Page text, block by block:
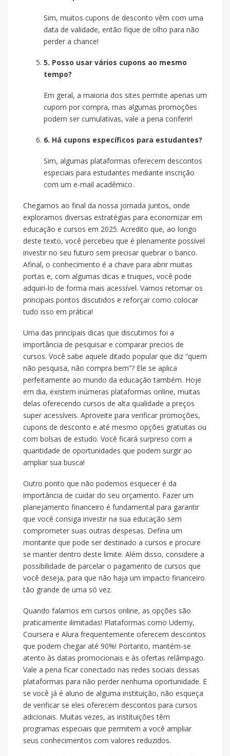
Sim, muitos cupons de desconto vêm com uma
data de validade, então fique de olho para não
perder a chance!
5. Posso usar vários cupons ao mesmo
tempo?
Em geral, a maioria dos sites permite apenas um
cupom por compra, mas algumas promoções
podem ser cumulativas, vale a pena conferir!
6. Há cupons específicos para estudantes?
Sim, algumas plataformas oferecem descontos
especiais para estudantes mediante inscrição
com um e-mail acadêmico.
Chegamos ao final da nossa jornada juntos, onde
exploramos diversas estratégias para economizar em
educação e cursos em 2025. Acredito que, ao longo
deste texto, você percebeu que é plenamente possível
investir no seu futuro sem precisar quebrar o banco.
Afinal, o conhecimento é a chave para abrir muitas
portas e, com algumas dicas e truques, você pode
adquiri-lo de forma mais acessível. Vamos retomar os
principais pontos discutidos e reforçar como colocar
tudo isso em prática!
Uma das principais dicas que discutimos foi a
importância de pesquisar e comparar precios de
cursos. Você sabe aquele ditado popular que diz “quem
não pesquisa, não compra bem”? Ele se aplica
perfeitamente ao mundo da educação também. Hoje
em dia, existem inúmeras plataformas online, muitas
delas oferecendo cursos de alta qualidade a preços
super acessíveis. Aproveite para verificar promoções,
cupons de desconto e até mesmo opções gratuitas ou
com bolsas de estudo. Você ficará surpreso com a
quantidade de oportunidades que podem surgir ao
ampliar sua busca!
Outro ponto que não podemos esquecer é da
importância de cuidar do seu orçamento. Fazer um
planejamento financeiro é fundamental para garantir
que você consiga investir na sua educação sem
comprometer suas outras despesas. Defina um
montante que pode ser destinado a cursos e procure
se manter dentro deste limite. Além disso, considere a
possibilidade de parcelar o pagamento de cursos que
você deseja, para que não haja um impacto financeiro
tão grande de uma só vez.
Quando falamos em cursos online, as opções são
praticamente ilimitadas! Plataformas como Udemy,
Coursera e Alura frequentemente oferecem descontos
que podem chegar até 90%! Portanto, mantém-se
atento às datas promocionais e às ofertas relâmpago.
Vale a pena ficar conectado nas redes sociais dessas
plataformas para não perder nenhuma oportunidade. E
se você já é aluno de alguma instituição, não esqueça
de verificar se eles oferecem descontos para cursos
adicionais. Muitas vezes, as instituições têm
programas especiais que permitem a você ampliar
seus conhecimentos com valores reduzidos.